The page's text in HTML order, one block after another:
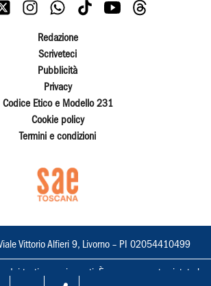
Redazione
Scriveteci
Pubblicità
Privacy
Codice Etico e Modello 231
Cookie policy
Termini e condizioni
Vittorio Alfieri 9, Livorno – PI 02054410499
dei testi sono riservati. È espressamente vietata la